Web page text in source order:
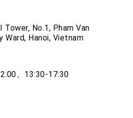
No.1, Pham Van
Ward, Hanoi, Vietnam
、13:30-17:30